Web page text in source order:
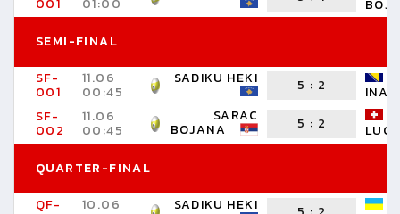
001 01:00
SEMI-FINAL
SF-
001
11.06
00:45
SADIKU HEKI 5 : 2
INAS
SF-
002
11.06
00:45
SARAC
BOJANA 5 : 2
LUC
QUARTER-FINAL
QF-
10.06 SADIKU HEKI